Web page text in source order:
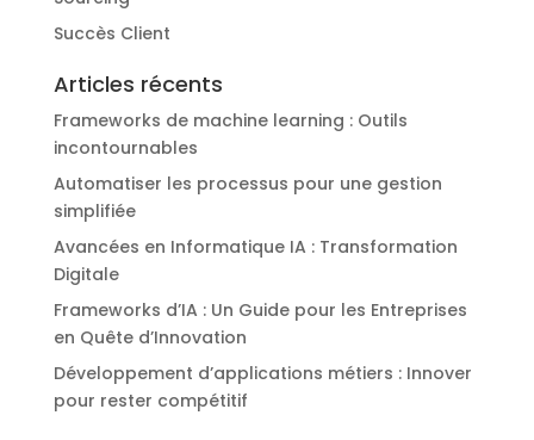
Succès Client
Articles récents
Frameworks de machine learning : Outils
incontournables
Automatiser les processus pour une gestion
simplifiée
Avancées en Informatique IA : Transformation
Digitale
Frameworks d’IA : Un Guide pour les Entreprises
en Quête d’Innovation
Développement d’applications métiers : Innover
pour rester compétitif